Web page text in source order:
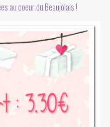
au coeur du Beaujolais !